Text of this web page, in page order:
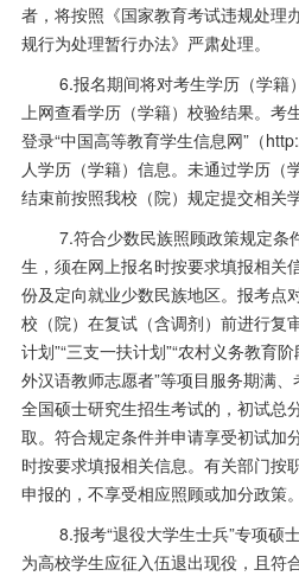
者，将按照《国家教育考试违规处理
规行为处理暂行办法》严肃处理。
6.报名期间将对考生学历（学籍
上网查看学历（学籍）校验结果。
登录“中国高等教育学生信息网”（
人学历（学籍）信息。未通过学历（
结束前按照我校（院）规定提交相关
7.符合少数民族照顾政策规定条
生，须在网上报名时按要求填报相关
份及定向就业少数民族地区。报考点
校（院）在复试（含调剂）前进行复
计划”“三支一扶计划”“农村义务教育
外汉语教师志愿者”等项目服务期满、
全国硕士研究生招生考试的，初试总
取。符合规定条件并申请享受初试加
时按要求填报相关信息。有关部门按
申报的，不享受相应照顾或加分政策。
8.报考“退役大学生士兵”专项硕
为高校学生应征入伍退出现役，且符